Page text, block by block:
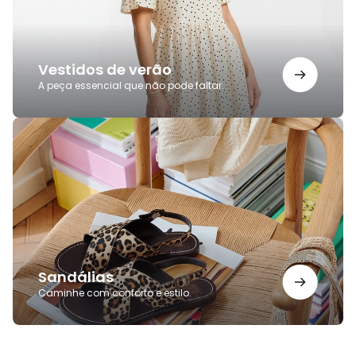
Vestidos de verão
A peça essencial que não pode faltar.
Sandálias
Caminhe com conforto e estilo.
Sandálias